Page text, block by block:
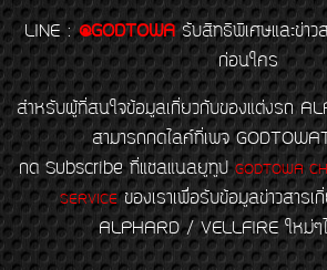
LINE : @GODTOWA รับสิทธิพิเศษและข่าว
ก่อนใคร
สำหรับผู้ที่สนใจข้อมูลเกี่ยวกับของแต่งรถ
สามารถกดไลค์ที่เพจ
กด Subscribe ที่แชลแนลยูทูปGODTOWA
SERVICEของเราเพื่อรับข้อมูลข่าวสารเ
ALPHARD / VELLFIRE ใหม่ๆ